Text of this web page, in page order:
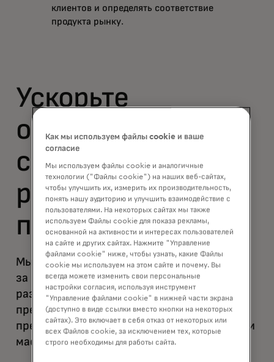
клиентов и определять соответствие
продукта рынку.
Ускорьте
окупаемость за
счет быстрой
разработки
продуктов
Мы сокращаем время до получения дохода
за счет быстрых каналов проектирования,
разработки и тестирования продукта,
предоставляя все необходимое для
презентации идеи и подготовки к запуску и
масштабированию.
Как мы используем файлы cookie и ваше
согласие
Мы используем файлы cookie и аналогичные
технологии ("Файлы cookie") на наших веб-сайтах,
чтобы улучшить их, измерить их производительность,
понять нашу аудиторию и улучшить взаимодействие с
пользователями. На некоторых сайтах мы также
используем Файлы cookie для показа рекламы,
основанной на активности и интересах пользователей
на сайте и других сайтах. Нажмите "Управление
файлами cookie" ниже, чтобы узнать, какие Файлы
cookie мы используем на этом сайте и почему. Вы
всегда можете изменить свои персональные
настройки согласия, используя инструмент
"Управление файлами cookie" в нижней части экрана
(доступно в виде ссылки вместо кнопки на некоторых
сайтах). Это включает в себя отказ от некоторых или
всех Файлов cookie, за исключением тех, которые
строго необходимы для работы сайта.